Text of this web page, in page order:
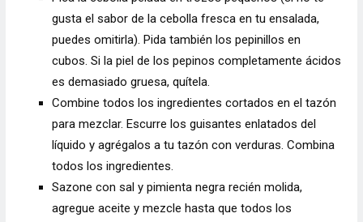
gusta el sabor de la cebolla fresca en tu ensalada,
puedes omitirla). Pida también los pepinillos en
cubos. Si la piel de los pepinos completamente ácidos
es demasiado gruesa, quítela.
Combine todos los ingredientes cortados en el tazón
para mezclar. Escurre los guisantes enlatados del
líquido y agrégalos a tu tazón con verduras. Combina
todos los ingredientes.
Sazone con sal y pimienta negra recién molida,
agregue aceite y mezcle hasta que todos los